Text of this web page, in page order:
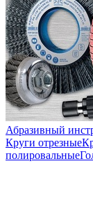
Абразивный
Круги отрезные
полировальные